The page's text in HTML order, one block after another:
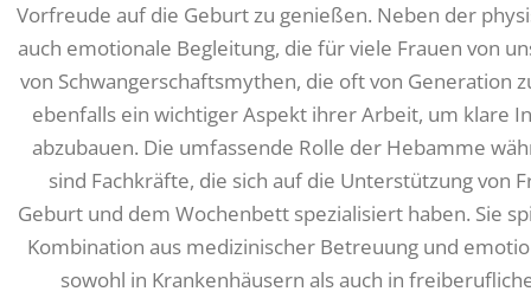
Vorfreude auf die Geburt zu genießen. Neben der
auch emotionale Begleitung, die für viele Frauen von
von Schwangerschaftsmythen, die oft von Generation
ebenfalls ein wichtiger Aspekt ihrer Arbeit, um klare
abzubauen. Die umfassende Rolle der Hebamme
sind Fachkräfte, die sich auf die Unterstützung von
Geburt und dem Wochenbett spezialisiert haben. Sie
Kombination aus medizinischer Betreuung und
sowohl in Krankenhäusern als auch in